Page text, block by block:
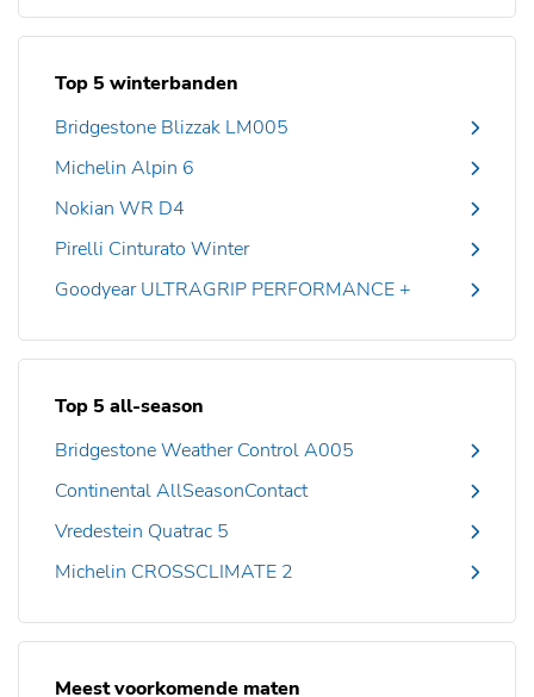
Top 5 winterbanden
Bridgestone Blizzak LM005
Michelin Alpin 6
Nokian WR D4
Pirelli Cinturato Winter
Goodyear ULTRAGRIP PERFORMANCE +
Top 5 all-season
Bridgestone Weather Control A005
Continental AllSeasonContact
Vredestein Quatrac 5
Michelin CROSSCLIMATE 2
Meest voorkomende maten